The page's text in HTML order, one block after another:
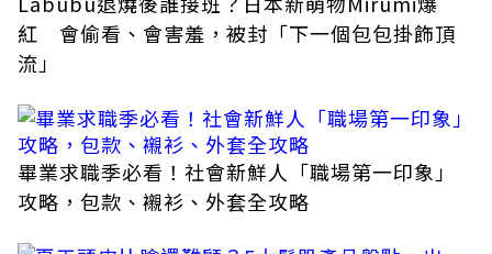
紅 會偷看、會害羞，被封「下一個包包掛飾頂
流」
畢業求職季必看！社會新鮮人「職場第一印象」
攻略，包款、襯衫、外套全攻略